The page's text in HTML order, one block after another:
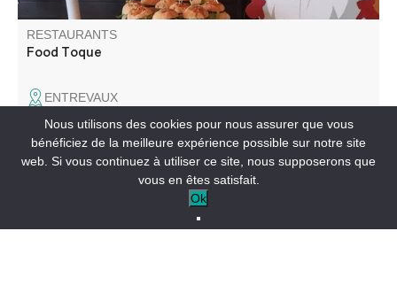
RESTAURANTS
Food Toque
ENTREVAUX
Le restaurant met en avant des produits frais et locaux et
propose galettes de sarrazin, crêpes sucrées, salades ...
08/08/2026
Nous utilisons des cookies pour nous assurer que vous
bénéficiez de la meilleure expérience possible sur notre site
web. Si vous continuez à utiliser ce site, nous supposerons que
vous en êtes satisfait.
Ok